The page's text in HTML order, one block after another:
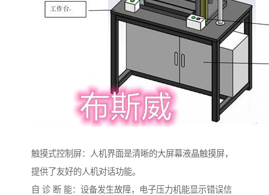
触摸式控制屏：人机界面是清晰的大屏幕液晶触摸屏，
提供了友好的人机对话功能。
自 诊 断 能：设备发生故障，电子压力机能显示错误信